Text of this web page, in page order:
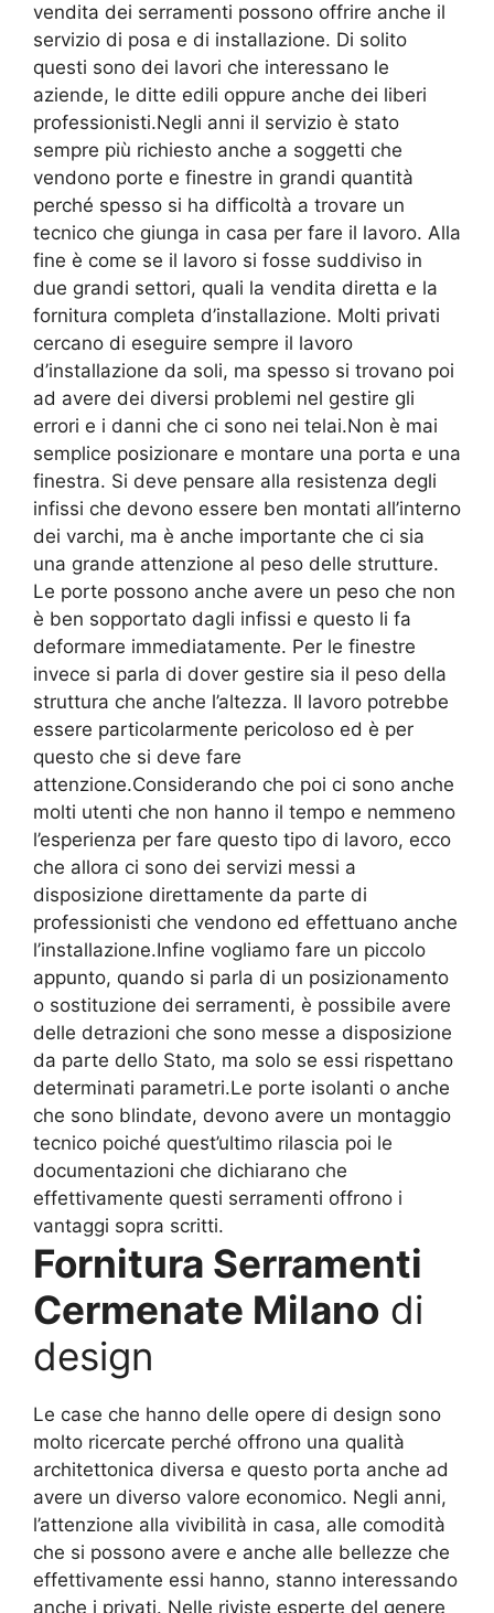
vendita dei serramenti possono offrire anche il
servizio di posa e di installazione. Di solito
questi sono dei lavori che interessano le
aziende, le ditte edili oppure anche dei liberi
professionisti.Negli anni il servizio è stato
sempre più richiesto anche a soggetti che
vendono porte e finestre in grandi quantità
perché spesso si ha difficoltà a trovare un
tecnico che giunga in casa per fare il lavoro. Alla
fine è come se il lavoro si fosse suddiviso in
due grandi settori, quali la vendita diretta e la
fornitura completa d’installazione. Molti privati
cercano di eseguire sempre il lavoro
d’installazione da soli, ma spesso si trovano poi
ad avere dei diversi problemi nel gestire gli
errori e i danni che ci sono nei telai.Non è mai
semplice posizionare e montare una porta e una
finestra. Si deve pensare alla resistenza degli
infissi che devono essere ben montati all’interno
dei varchi, ma è anche importante che ci sia
una grande attenzione al peso delle strutture.
Le porte possono anche avere un peso che non
è ben sopportato dagli infissi e questo li fa
deformare immediatamente. Per le finestre
invece si parla di dover gestire sia il peso della
struttura che anche l’altezza. Il lavoro potrebbe
essere particolarmente pericoloso ed è per
questo che si deve fare
attenzione.Considerando che poi ci sono anche
molti utenti che non hanno il tempo e nemmeno
l’esperienza per fare questo tipo di lavoro, ecco
che allora ci sono dei servizi messi a
disposizione direttamente da parte di
professionisti che vendono ed effettuano anche
l’installazione.Infine vogliamo fare un piccolo
appunto, quando si parla di un posizionamento
o sostituzione dei serramenti, è possibile avere
delle detrazioni che sono messe a disposizione
da parte dello Stato, ma solo se essi rispettano
determinati parametri.Le porte isolanti o anche
che sono blindate, devono avere un montaggio
tecnico poiché quest’ultimo rilascia poi le
documentazioni che dichiarano che
effettivamente questi serramenti offrono i
vantaggi sopra scritti.
Fornitura Serramenti
Cermenate Milano di
design
Le case che hanno delle opere di design sono
molto ricercate perché offrono una qualità
architettonica diversa e questo porta anche ad
avere un diverso valore economico. Negli anni,
l’attenzione alla vivibilità in casa, alle comodità
che si possono avere e anche alle bellezze che
effettivamente essi hanno, stanno interessando
anche i privati. Nelle riviste esperte del genere